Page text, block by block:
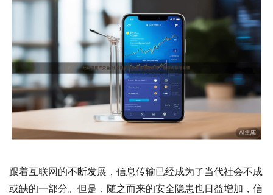
跟着互联网的不断发展，信息传输已经成为了当代社会不成
或缺的一部分。但是，随之而来的安全隐患也日益增加，信